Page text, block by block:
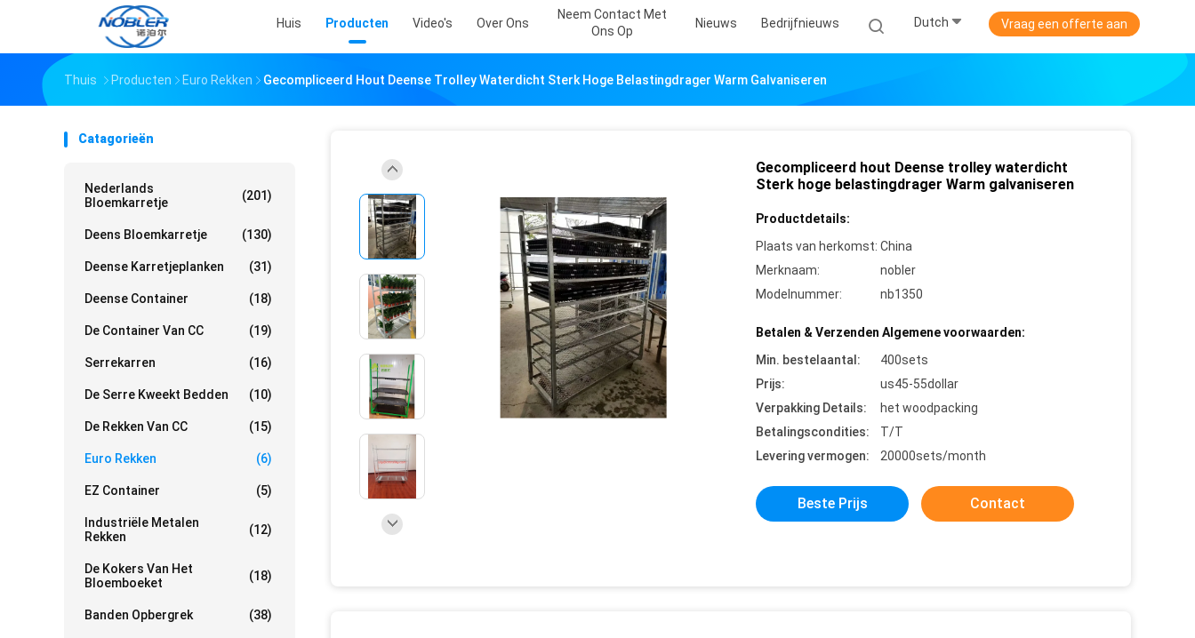
Huis Producten Video's Over Ons
Neem Contact Met
Ons Op
Nieuws Bedrijfnieuws Dutch Vraag een offerte aan
Thuis Producten Euro Rekken Gecompliceerd Hout Deense Trolley Waterdicht Sterk Hoge Belastingdrager Warm Galvaniseren
Catagorieën
Nederlands
Bloemkarretje
(201)
Deens Bloemkarretje (130)
Deense Karretjeplanken (31)
Deense Container (18)
De Container Van CC (19)
Serrekarren (16)
De Serre Kweekt Bedden (10)
De Rekken Van CC (15)
Euro Rekken (6)
EZ Container (5)
Industriële Metalen
Rekken
(12)
De Kokers Van Het
Bloemboeket
(18)
Banden Opbergrek (38)
Gecompliceerd hout Deense trolley waterdicht
Sterk hoge belastingdrager Warm galvaniseren
Productdetails:
Plaats van herkomst: China
Merknaam:
nobler
Modelnummer:
nb1350
Betalen & Verzenden Algemene voorwaarden:
Min. bestelaantal:
400sets
Prijs:
us45-55dollar
Verpakking Details:
het woodpacking
Betalingscondities:
T/T
Levering vermogen:
20000sets/month
Beste Prijs Contact